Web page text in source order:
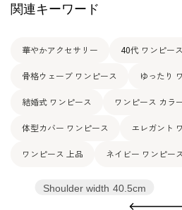
関連キーワード
華やかアクセサリー 40代 ワンピース
骨格ウェーブ ワンピース ゆったり
結婚式 ワンピース ワンピース カラ
体型カバー ワンピース エレガント
ワンピース 上品 ネイビー ワンピース
Shoulder width 40.5cm